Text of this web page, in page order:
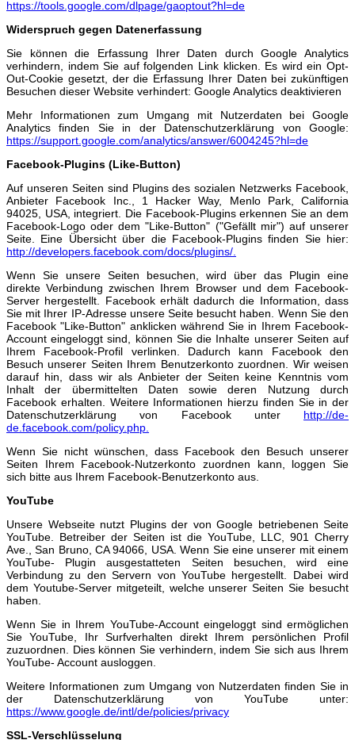
https://tools.google.com/dlpage/gaoptout?hl=de
Widerspruch gegen Datenerfassung
Sie können die Erfassung Ihrer Daten durch Google Analytics
verhindern, indem Sie auf folgenden Link klicken. Es wird ein Opt-
Out-Cookie gesetzt, der die Erfassung Ihrer Daten bei zukünftigen
Besuchen dieser Website verhindert: Google Analytics deaktivieren
Mehr Informationen zum Umgang mit Nutzerdaten bei Google
Analytics finden Sie in der Datenschutzerklärung von Google:
https://support.google.com/analytics/answer/6004245?hl=de
Facebook-Plugins (Like-Button)
Auf unseren Seiten sind Plugins des sozialen Netzwerks Facebook,
Anbieter Facebook Inc., 1 Hacker Way, Menlo Park, California
94025, USA, integriert. Die Facebook-Plugins erkennen Sie an dem
Facebook-Logo oder dem "Like-Button" ("Gefällt mir") auf unserer
Seite. Eine Übersicht über die Facebook-Plugins finden Sie hier:
http://developers.facebook.com/docs/plugins/.
Wenn Sie unsere Seiten besuchen, wird über das Plugin eine
direkte Verbindung zwischen Ihrem Browser und dem Facebook-
Server hergestellt. Facebook erhält dadurch die Information, dass
Sie mit Ihrer IP-Adresse unsere Seite besucht haben. Wenn Sie den
Facebook "Like-Button" anklicken während Sie in Ihrem Facebook-
Account eingeloggt sind, können Sie die Inhalte unserer Seiten auf
Ihrem Facebook-Profil verlinken. Dadurch kann Facebook den
Besuch unserer Seiten Ihrem Benutzerkonto zuordnen. Wir weisen
darauf hin, dass wir als Anbieter der Seiten keine Kenntnis vom
Inhalt der übermittelten Daten sowie deren Nutzung durch
Facebook erhalten. Weitere Informationen hierzu finden Sie in der
Datenschutzerklärung von Facebook unter http://de-
de.facebook.com/policy.php.
Wenn Sie nicht wünschen, dass Facebook den Besuch unserer
Seiten Ihrem Facebook-Nutzerkonto zuordnen kann, loggen Sie
sich bitte aus Ihrem Facebook-Benutzerkonto aus.
YouTube
Unsere Webseite nutzt Plugins der von Google betriebenen Seite
YouTube. Betreiber der Seiten ist die YouTube, LLC, 901 Cherry
Ave., San Bruno, CA 94066, USA. Wenn Sie eine unserer mit einem
YouTube- Plugin ausgestatteten Seiten besuchen, wird eine
Verbindung zu den Servern von YouTube hergestellt. Dabei wird
dem Youtube-Server mitgeteilt, welche unserer Seiten Sie besucht
haben.
Wenn Sie in Ihrem YouTube-Account eingeloggt sind ermöglichen
Sie YouTube, Ihr Surfverhalten direkt Ihrem persönlichen Profil
zuzuordnen. Dies können Sie verhindern, indem Sie sich aus Ihrem
YouTube- Account ausloggen.
Weitere Informationen zum Umgang von Nutzerdaten finden Sie in
der Datenschutzerklärung von YouTube unter:
https://www.google.de/intl/de/policies/privacy
SSL-Verschlüsselung